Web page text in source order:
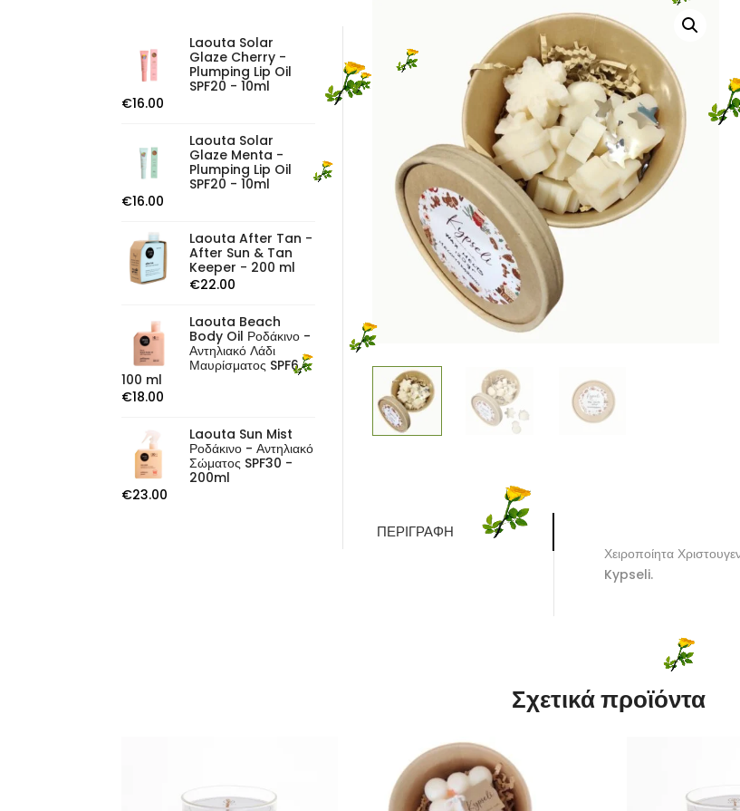
Laouta Solar
Glaze Cherry -
Plumping Lip Oil
SPF20 - 10ml
€16.00
Laouta Solar
Glaze Menta -
Plumping Lip Oil
SPF20 - 10ml
€16.00
Laouta After Tan -
After Sun & Tan
Keeper - 200 ml
€22.00
Laouta Beach
Body Oil Ροδάκινο -
Αντηλιακό Λάδι
Μαυρίσματος SPF6 -
100 ml
€18.00
Laouta Sun Mist
Ροδάκινο - Αντηλιακό
Σώματος SPF30 -
200ml
€23.00
ΠΕΡΙΓΡΑΦΉ
Χειροποίητα
Kypseli.
Σχετικά προϊόντα